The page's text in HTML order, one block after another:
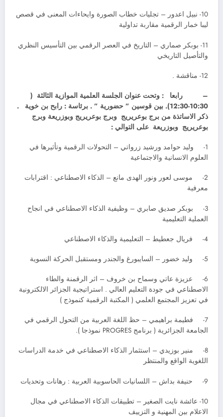
10- نبيل اعدور – تجليات خطاب الصورة وايحاءات المعنى في قصص
ليبا خمار الرقمية مقاربة تداولية
11- بوبكر صماري – التاريخ في العصر الرقمي بين التأسيس النظري
والتأصيل التاريخي
12- مناقشة .
– رابعا : وتحت عنوان الجلسة العلمية الموازية الثالثة (
10:30-12:30). بين قوسين ” حضورية ” . برئاسة : رابح بن خوية .
ذكر الاساتذة من برج بوعريريج وبرج بوعريريج وبوزريعة وبرج
بوعريريج وبوزريعة على التوالي :
1- وليد حوامد ورشيد زرواتي – التحولات الرقمية وتأثيرها في
العلوم الانسانية والاجتماعية
2- موسى لعور ونور الهدى مانع – الذكاء الاصطناعي : اقترابات
معرفية
3- بوبكر صديق صابري – وظيفية الذكاء الاصطناعي في انجاح
العملية التعليمية
4- فريال جعطيط – التعليمية والذكاء الاصطناعي
5- وليد خضور – السايبورغ والجندر ومستقبل الحركة النسوية
6- عزيزة عاتي وسماح بن خروف – اثر الرقمنة والطاء
الاصطناعي في جودة التعليم العالي . استراتيجية الجزائر الالكترونية
في تعزيز المجتمع العلمي ( المكتبة الرقمية كنموذج )
7- فطيمة براهيمي – حظ اللغة العربية من التحول الرقمي في
الجامعة الجزائرية ( برنامج PROGRES نموذجا ).
8- منير بوزيدي – استثمار الذكاء الاصطناعي في خدمة الدراسات
اللغوية الواقع والمنتظر
9- حنيفة بداش – اللسانيات الحاسوبية العربية : رهانات وتحديات
10- عائشة نايت الصغير – تطبيقات الذكاء الاصطناعي في مجال
الاعلام بين المهنية و التزييف